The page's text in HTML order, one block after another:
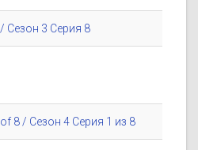
Сезон 3 Серия 8
8 / Сезон 4 Серия 1 из 8